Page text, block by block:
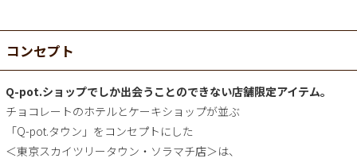
コンセプト
Q-pot.ショップでしか出会うことのできない店舗限定アイテム。
チョコレートのホテルとケーキショップが並ぶ
「Q-pot.タウン」をコンセプトにした
＜東京スカイツリータウン・ソラマチ店＞は、